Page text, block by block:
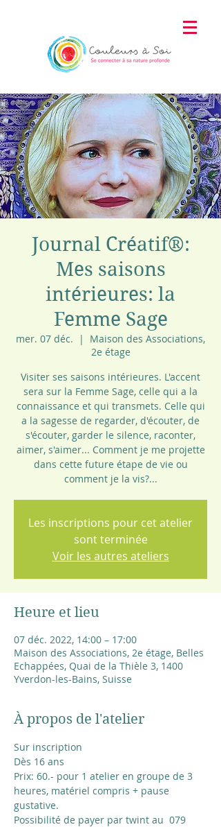
Journal Créatif®:
Mes saisons
intérieures: la
Femme Sage
mer. 07 déc.
  |
Maison des Associations,
2e étage
Visiter ses saisons intérieures. L'accent
sera sur la Femme Sage, celle qui a la
connaissance et qui transmets. Celle qui
a la sagesse de regarder, d'écouter, de
s'écouter, garder le silence, raconter,
aimer, s'aimer... Comment je me projette
dans cette future étape de vie ou
comment je la vis?...
Les inscriptions pour cet atelier
sont terminée
Voir les autres ateliers
Heure et lieu
07 déc. 2022, 14:00 – 17:00
Maison des Associations, 2e étage, Belles
Echappées, Quai de la Thièle 3, 1400
Yverdon-les-Bains, Suisse
À propos de l'atelier
Sur inscription
Dès 16 ans
Prix: 60.- pour 1 atelier en groupe de 3
heures, matériel compris + pause
gustative.
Possibilité de payer par twint au  079